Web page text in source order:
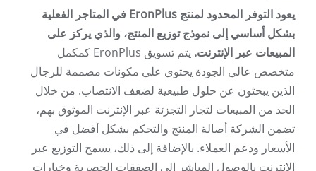
يعود التوفر المحدود لمنتج EronPlus في المتاجر الفعلية
بشكل أساسي إلى نموذج توزيع المنتج، والذي يركز على
المبيعات عبر الإنترنت.
يتم تسويق EronPlus كمكمل
متخصص عالي الجودة يحتوي على مكونات مصممة للرجال
الذين يبحثون عن حلول طبيعية لضعف الانتصاب. من خلال
الحد من المبيعات لتجار التجزئة عبر الإنترنت الموثوق بهم،
تضمن الشركة أصالة المنتج والتحكم بشكل أفضل في
الأسعار ودعم العملاء. بالإضافة إلى ذلك، يسمح التوزيع عبر
الإنترنت بالوصول المباشر إلى الصفقات الحصرية وخيارات